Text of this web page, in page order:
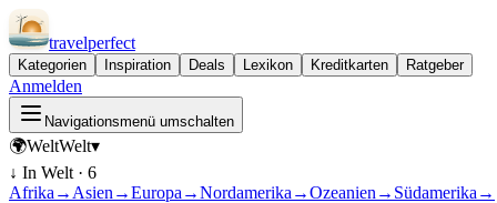
travelperfect
Kategorien Inspiration Deals Lexikon Kreditkarten Ratgeber
Anmelden
Navigationsmenü umschalten
🌍WeltWelt▾
↓ In Welt · 6
Afrika → Asien →Europa →Nordamerika →Ozeanien → Südamerika →